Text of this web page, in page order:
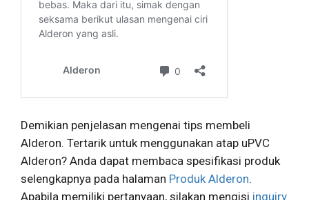
Demikian penjelasan mengenai tips membeli
Alderon. Tertarik untuk menggunakan atap uPVC
Alderon? Anda dapat membaca spesifikasi produk
selengkapnya pada halaman Produk Alderon.
Apabila memiliki pertanyaan, silakan mengisi inquiry